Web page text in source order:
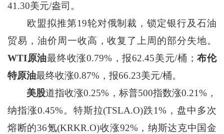
41.30美元/盎司。
欧盟拟推第19轮对俄制裁，锁定银行及石油
贸易，油价周一收高，收复了上周的部分失地。
WTI原油最终收涨0.79%，报62.45美元/桶； 布伦
特原油最终收涨0.87%，报66.23美元/桶。
美股道指收涨0.25%，标普500指数涨0.21%，
纳指涨0.45%。特斯拉(TSLA.O)跌1%，盘中多次
熔断的36氪(KRKR.O)收涨92%，纳斯达克中国金